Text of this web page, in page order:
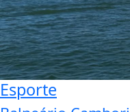
Esporte